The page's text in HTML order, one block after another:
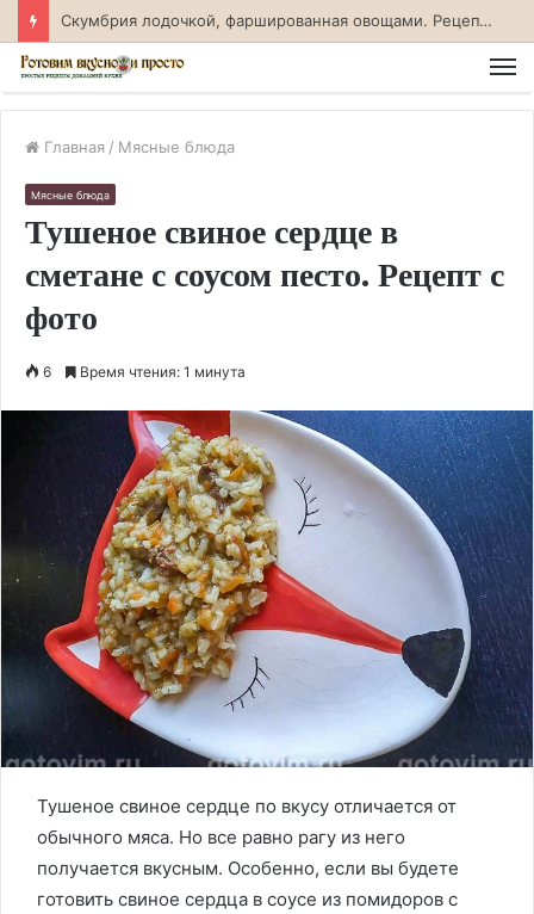
Скумбрия лодочкой, фаршированная овощами. Рецепт с фото
Главная / Мясные блюда
Мясные блюда
Тушеное свиное сердце в
сметане с соусом песто. Рецепт с
фото
6 Время чтения: 1 минута
Тушеное свиное сердце по вкусу отличается от
обычного мяса. Но все равно рагу из него
получается вкусным. Особенно, если вы будете
готовить свиное сердца в соусе из помидоров с